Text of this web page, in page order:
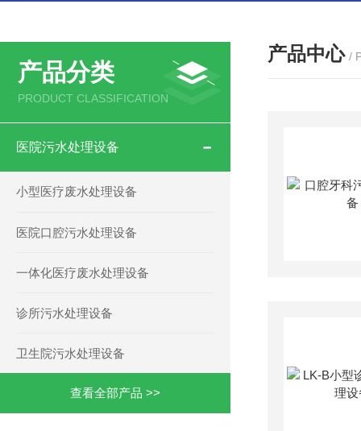
产品分类
PRODUCT CLASSIFICATION
医院污水处理设备
小型医疗废水处理设备
医院口腔污水处理设备
一体化医疗废水处理设备
诊所污水处理设备
卫生院污水处理设备
查看全部产品 >>
产品中心 /